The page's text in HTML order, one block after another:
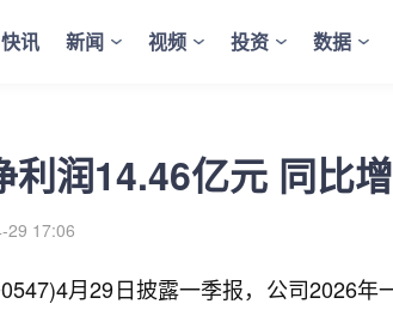
快讯 新闻 视频 投资 数据
利润14.46亿元 同比
29 17:06
月29日披露一季报，公司2026年